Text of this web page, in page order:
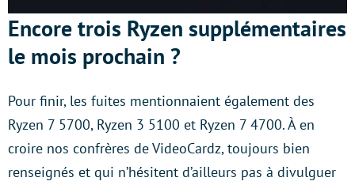
Encore trois Ryzen supplémentaires
le mois prochain ?
Pour finir, les fuites mentionnaient également des
Ryzen 7 5700, Ryzen 3 5100 et Ryzen 7 4700. À en
croire nos confrères de VideoCardz, toujours bien
renseignés et qui n’hésitent d’ailleurs pas à divulguer